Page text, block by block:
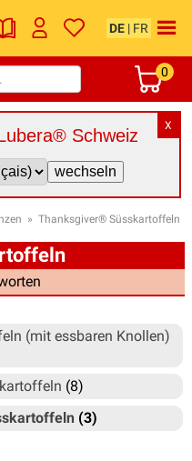
DE | FR
0
X
Schweiz
» Thanksgiver® Süsskartoffeln
(mit essbaren Knollen)
(8)
(3)